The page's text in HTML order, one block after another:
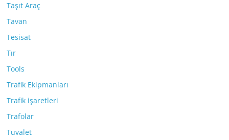
Taşıt Araç
Tavan
Tesisat
Tır
Tools
Trafik Ekipmanları
Trafik işaretleri
Trafolar
Tuvalet